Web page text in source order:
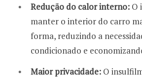
Redução do calor interno: O
manter o interior do carro
forma, reduzindo a
condicionado e
Maior privacidade: O